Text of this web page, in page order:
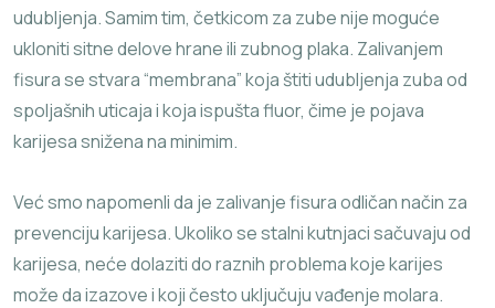
udubljenja. Samim tim, četkicom za zube nije moguće
ukloniti sitne delove hrane ili zubnog plaka. Zalivanjem
fisura se stvara “membrana” koja štiti udubljenja zuba od
spoljašnih uticaja i koja ispušta fluor, čime je pojava
karijesa snižena na minimim.
Već smo napomenli da je zalivanje fisura odličan način za
prevenciju karijesa. Ukoliko se stalni kutnjaci sačuvaju od
karijesa, neće dolaziti do raznih problema koje karijes
može da izazove i koji često uključuju vađenje molara.